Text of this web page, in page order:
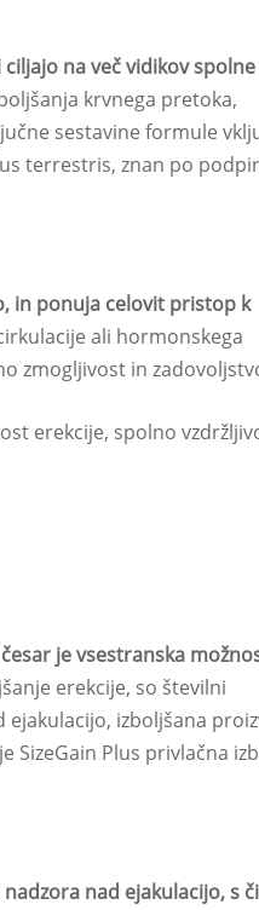
na več vidikov spolne
krvnega pretoka,
sestavine formule
terrestris, znan po
in ponuja celovit pristop k
ali hormonskega
zmogljivost in
erekcije, spolno
je vsestranska
erekcije, so številni
izboljšana
Plus privlačna
nad ejakulacijo, s